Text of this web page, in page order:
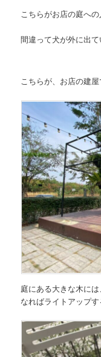
こちらがお店の庭への
間違って犬が外に出て
こちらが、お店の建屋
庭にある大きな木に
なればライトアップす